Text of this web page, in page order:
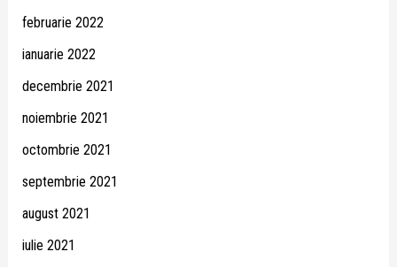
februarie 2022
ianuarie 2022
decembrie 2021
noiembrie 2021
octombrie 2021
septembrie 2021
august 2021
iulie 2021